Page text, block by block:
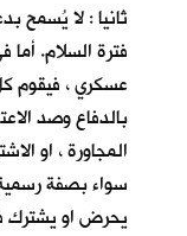
ثانيا : لا يُسمح
فترة السلام.
عسكري ، فيقوم
بالدفاع وصد
المجاورة ، او
سواء بصفة
يحرض او يشترك